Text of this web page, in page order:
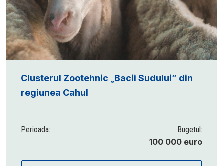
Clusterul Zootehnic „Bacii Sudului” din
regiunea Cahul
Perioada: Bugetul:
100 000 euro